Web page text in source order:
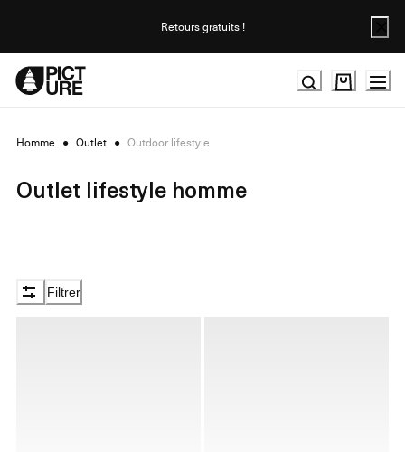
Retours gratuits !
Homme ● Outlet ● Outdoor lifestyle
Outlet lifestyle homme
Filtrer